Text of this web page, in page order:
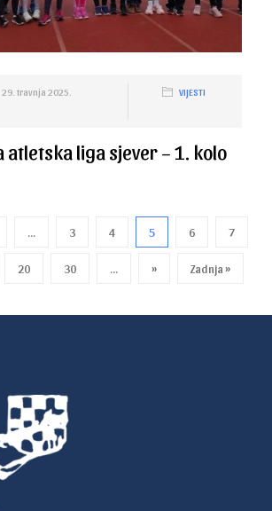
29. travnja 2025. VIJESTI
atletska liga sjever – 1. kolo
3 4 5 6 7
20 30 » Zadnja »